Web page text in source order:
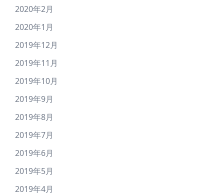
2020年2月
2020年1月
2019年12月
2019年11月
2019年10月
2019年9月
2019年8月
2019年7月
2019年6月
2019年5月
2019年4月